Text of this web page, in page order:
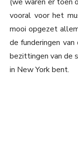
vooral voor het
mooi opgezet
de funderingen van
bezittingen van de
in New York bent.